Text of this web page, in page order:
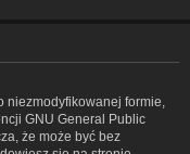
formie,
GNU General Public
że może być bez